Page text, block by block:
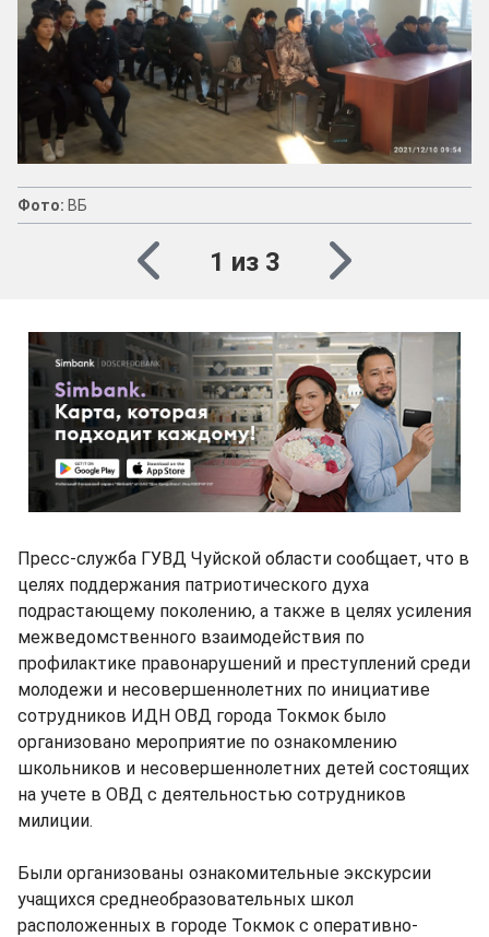
Фото: ВБ
1 из 3
Пресс-служба ГУВД Чуйской области сообщает, что в
целях поддержания патриотического духа
подрастающему поколению, а также в целях усиления
межведомственного взаимодействия по
профилактике правонарушений и преступлений среди
молодежи и несовершеннолетних по инициативе
сотрудников ИДН ОВД города Токмок было
организовано мероприятие по ознакомлению
школьников и несовершеннолетних детей состоящих
на учете в ОВД с деятельностью сотрудников
милиции.
Были организованы ознакомительные экскурсии
учащихся среднеобразовательных школ
расположенных в городе Токмок с оперативно-